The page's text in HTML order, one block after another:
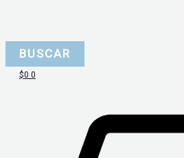
BUSCAR
$0 0